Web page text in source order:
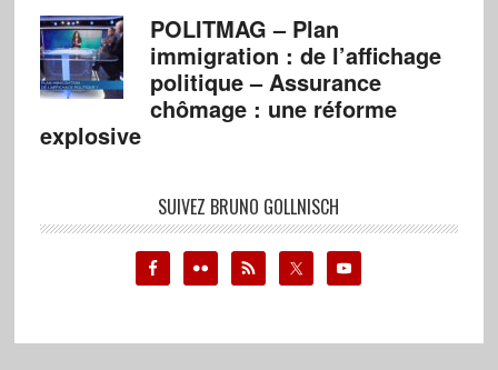
POLITMAG – Plan
immigration : de l’affichage
politique – Assurance
chômage : une réforme
explosive
SUIVEZ BRUNO GOLLNISCH